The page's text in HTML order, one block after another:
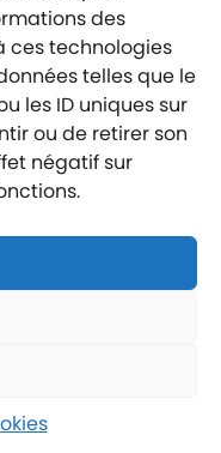
des
ces technologies
telles que le
les ID uniques sur
ou de retirer son
négatif sur